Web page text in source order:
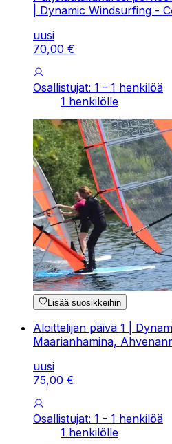
| Dynamic Windsurfing -
uusi
70,00 €
Osallistujat: 1 - 1 henkilöä
1 henkilölle
Lisää suosikkeihin
Aloittelijan päivä 1 |
Maarianhamina,
uusi
75,00 €
Osallistujat: 1 - 1 henkilöä
1 henkilölle